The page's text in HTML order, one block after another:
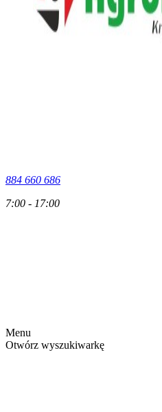
884 660 686
7:00 - 17:00
Menu
Otwórz wyszukiwarkę